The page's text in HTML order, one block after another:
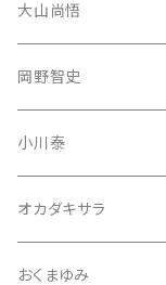
大山尚悟
岡野智史
小川泰
オカダキサラ
おくまゆみ